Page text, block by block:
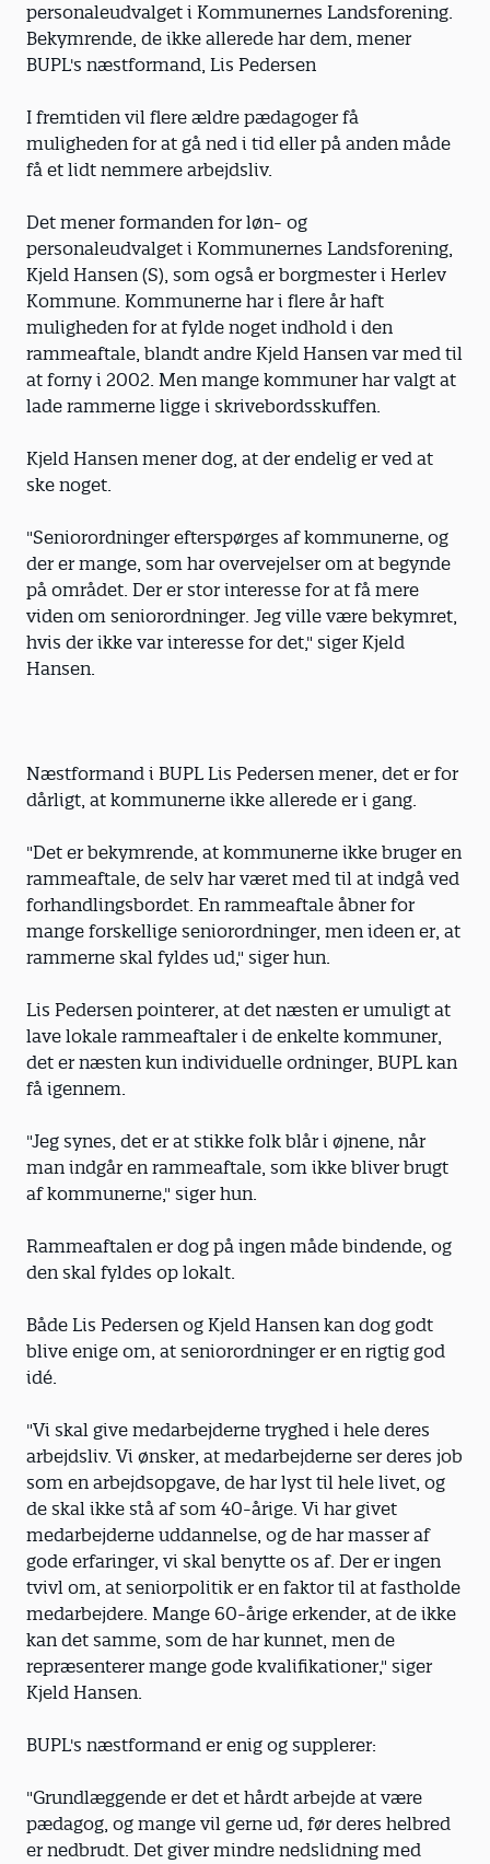
personaleudvalget i Kommunernes Landsforening.
Bekymrende, de ikke allerede har dem, mener
BUPL's næstformand, Lis Pedersen
I fremtiden vil flere ældre pædagoger få
muligheden for at gå ned i tid eller på anden måde
få et lidt nemmere arbejdsliv.
Det mener formanden for løn- og
personaleudvalget i Kommunernes Landsforening,
Kjeld Hansen (S), som også er borgmester i Herlev
Kommune. Kommunerne har i flere år haft
muligheden for at fylde noget indhold i den
rammeaftale, blandt andre Kjeld Hansen var med til
at forny i 2002. Men mange kommuner har valgt at
lade rammerne ligge i skrivebordsskuffen.
Kjeld Hansen mener dog, at der endelig er ved at
ske noget.
"Seniorordninger efterspørges af kommunerne, og
der er mange, som har overvejelser om at begynde
på området. Der er stor interesse for at få mere
viden om seniorordninger. Jeg ville være bekymret,
hvis der ikke var interesse for det," siger Kjeld
Hansen.
Næstformand i BUPL Lis Pedersen mener, det er for
dårligt, at kommunerne ikke allerede er i gang.
"Det er bekymrende, at kommunerne ikke bruger en
rammeaftale, de selv har været med til at indgå ved
forhandlingsbordet. En rammeaftale åbner for
mange forskellige seniorordninger, men ideen er, at
rammerne skal fyldes ud," siger hun.
Lis Pedersen pointerer, at det næsten er umuligt at
lave lokale rammeaftaler i de enkelte kommuner,
det er næsten kun individuelle ordninger, BUPL kan
få igennem.
"Jeg synes, det er at stikke folk blår i øjnene, når
man indgår en rammeaftale, som ikke bliver brugt
af kommunerne," siger hun.
Rammeaftalen er dog på ingen måde bindende, og
den skal fyldes op lokalt.
Både Lis Pedersen og Kjeld Hansen kan dog godt
blive enige om, at seniorordninger er en rigtig god
idé.
"Vi skal give medarbejderne tryghed i hele deres
arbejdsliv. Vi ønsker, at medarbejderne ser deres job
som en arbejdsopgave, de har lyst til hele livet, og
de skal ikke stå af som 40-årige. Vi har givet
medarbejderne uddannelse, og de har masser af
gode erfaringer, vi skal benytte os af. Der er ingen
tvivl om, at seniorpolitik er en faktor til at fastholde
medarbejdere. Mange 60-årige erkender, at de ikke
kan det samme, som de har kunnet, men de
repræsenterer mange gode kvalifikationer," siger
Kjeld Hansen.
BUPL's næstformand er enig og supplerer:
"Grundlæggende er det et hårdt arbejde at være
pædagog, og mange vil gerne ud, før deres helbred
er nedbrudt. Det giver mindre nedslidning med